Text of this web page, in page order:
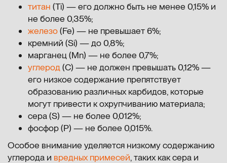
титан (Ti) — его должно быть не менее 0,15% и
не более 0,35%;
железо(Fe) — не превышает 6%;
кремний (Si) — до 0,8%;
марганец (Mn) — не более 0,7%;
углерод (C) — не должен превышать 0,12% —
его низкое содержание препятствует
образованию различных карбидов, которые
могут привести к охрупчиванию материала;
сера (S) — не более 0,012%;
фосфор (P) — не более 0,015%.
Особое внимание уделяется низкому содержанию
углерода и вредных примесей, таких как сера и